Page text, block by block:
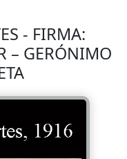
- FIRMA:
– GERÓNIMO